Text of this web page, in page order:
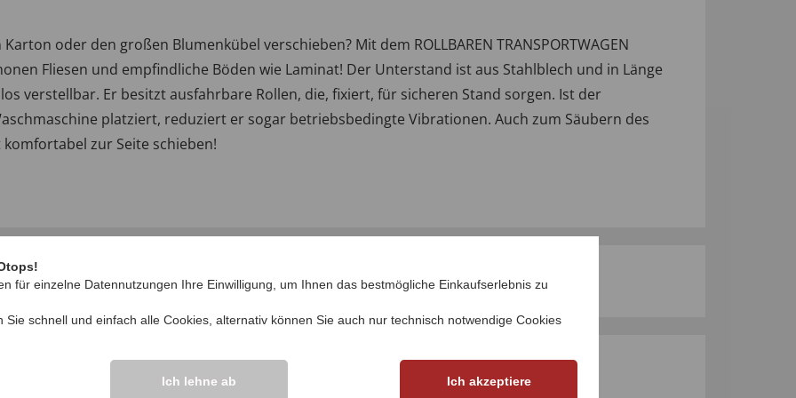
oder den großen Blumenkübel verschieben? Mit dem ROLLBAREN TRANSPORTWAGEN
Fliesen und empfindliche Böden wie Laminat! Der Unterstand ist aus Stahlblech und in Länge
verstellbar. Er besitzt ausfahrbare Rollen, die, fixiert, für sicheren Stand sorgen. Ist der
platziert, reduziert er sogar betriebsbedingte Vibrationen. Auch zum Säubern des
zur Seite schieben!
IHRE FRAGEN ZUM PRODUKT
für einzelne Datennutzungen Ihre Einwilligung, um Ihnen das bestmögliche Einkaufserlebnis zu
Sie schnell und einfach alle Cookies, alternativ können Sie auch nur technisch notwendige Cookies
Ich lehne ab Ich akzeptiere